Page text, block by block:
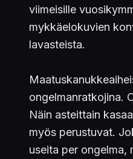
viimeisille
mykkäelokuvien
lavasteista.
ongelmanratkojina.
Näin asteittain
myös perustuvat.
useita per ongelma,